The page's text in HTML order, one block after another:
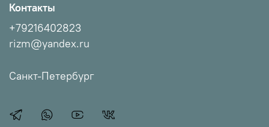
Контакты
+79216402823
rizm@yandex.ru
Санкт-Петербург